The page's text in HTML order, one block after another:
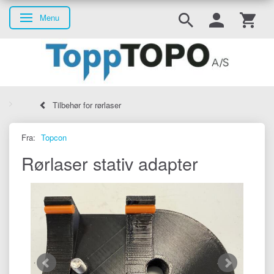
Skifte navigation
Menu
Tilbehør for rørlaser
Fra: Topcon
Rørlaser stativ adapter